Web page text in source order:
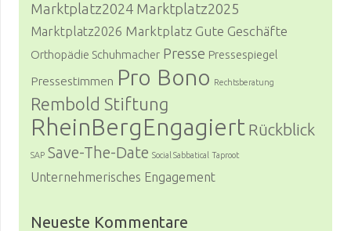
Marktplatz2024 Marktplatz2025
Marktplatz2026 Marktplatz Gute Geschäfte
Orthopädie Schuhmacher Presse Pressespiegel
Pressestimmen Pro Bono Rechtsberatung
Rembold Stiftung
RheinBergEngagiert Rückblick
SAP Save-The-Date Social Sabbatical Taproot
Unternehmerisches Engagement
Neueste Kommentare